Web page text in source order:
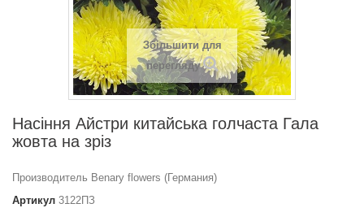
Збільшити для
перегляду
Насіння Айстри китайська голчаста Гала
жовта на зріз
Производитель Benary flowers (Германия)
Артикул 3122ПЗ